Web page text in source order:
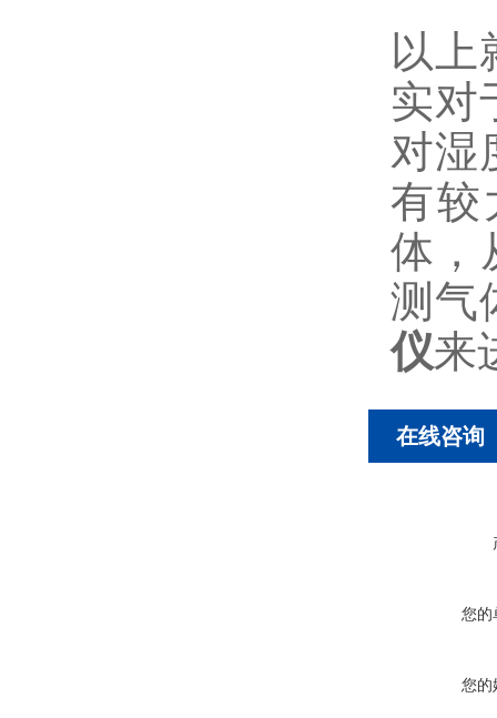
以上
实对
对湿
有较
体，
测气
仪来
在线咨询
您的
您的